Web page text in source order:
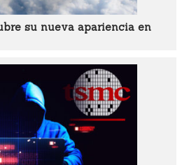
su nueva apariencia en